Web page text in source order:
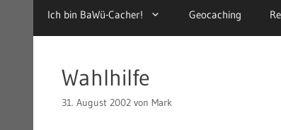
Ich bin BaWü-Cacher! Geocaching
Wahlhilfe
31. August 2002 von Mark